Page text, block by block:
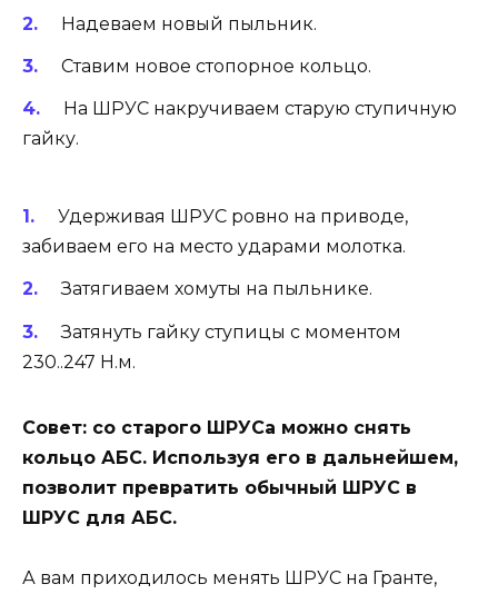
Надеваем новый пыльник.
Ставим новое стопорное кольцо.
На ШРУС накручиваем старую ступичную
гайку.
Удерживая ШРУС ровно на приводе,
забиваем его на место ударами молотка.
Затягиваем хомуты на пыльнике.
Затянуть гайку ступицы с моментом
230..247 Н.м.
Совет: со старого ШРУСа можно снять
кольцо АБС. Используя его в дальнейшем,
позволит превратить обычный ШРУС в
ШРУС для АБС.
А вам приходилось менять ШРУС на Гранте,